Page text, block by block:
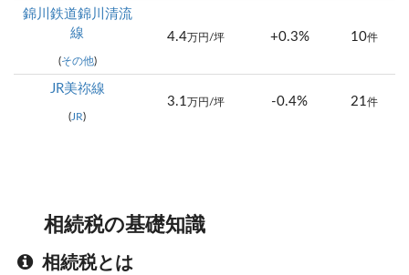
錦川鉄道錦川清流
線
(その他)
4.4万円/坪 +0.3% 10件
JR美祢線
(JR)
3.1 万円/坪 -0.4% 21 件
相続税の基礎知識
相続税とは